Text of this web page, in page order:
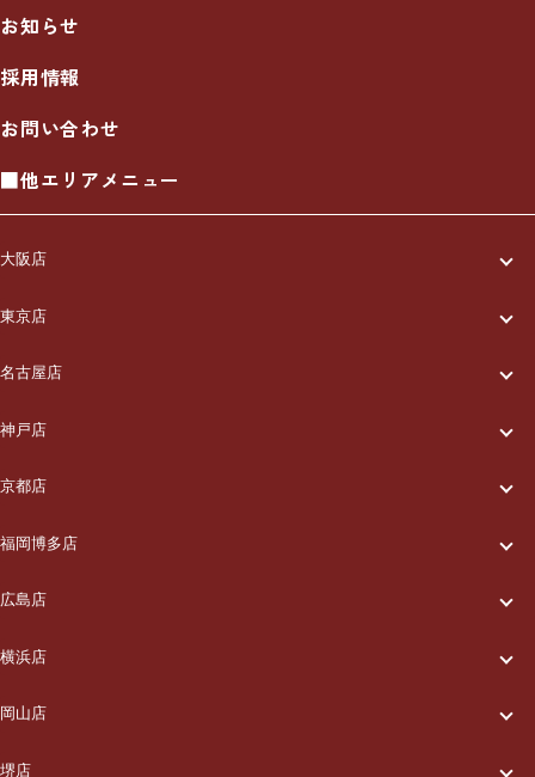
お知らせ
採用情報
お問い合わせ
■他エリアメニュー
大阪店
一休について
ご利用の流れ
メニュー/料金
出張エリア
ブログ
お知らせ
採用情報
お問い合わせ
東京店
一休について
ご利用の流れ
メニュー/料金
出張エリア
ブログ
お知らせ
採用情報
名古屋店
一休について
ご利用の流れ
メニュー/料金
出張エリア
ブログ
お知らせ
神戸店
一休について
ご利用の流れ
メニュー/料金
出張エリア
ブログ
京都店
一休について
ご利用の流れ
メニュー/料金
出張エリア
ブログ
福岡博多店
一休について
ご利用の流れ
メニュー/料金
出張エリア
広島店
一休について
ご利用の流れ
メニュー/料金
横浜店
一休について
ご利用の流れ
岡山店
一休について
堺店